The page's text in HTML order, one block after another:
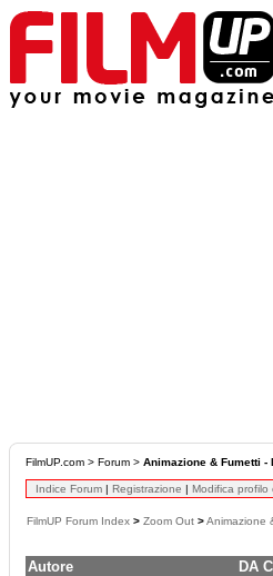
FilmUP.com > Forum > Animazione & Fumetti -
Indice Forum | Registrazione | Modifica profilo
FilmUP Forum Index > Zoom Out >Animazione
Autore
DA